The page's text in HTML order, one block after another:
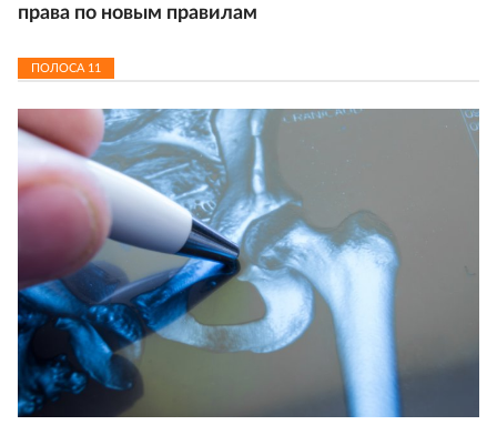
права по новым правилам
ПОЛОСА 11